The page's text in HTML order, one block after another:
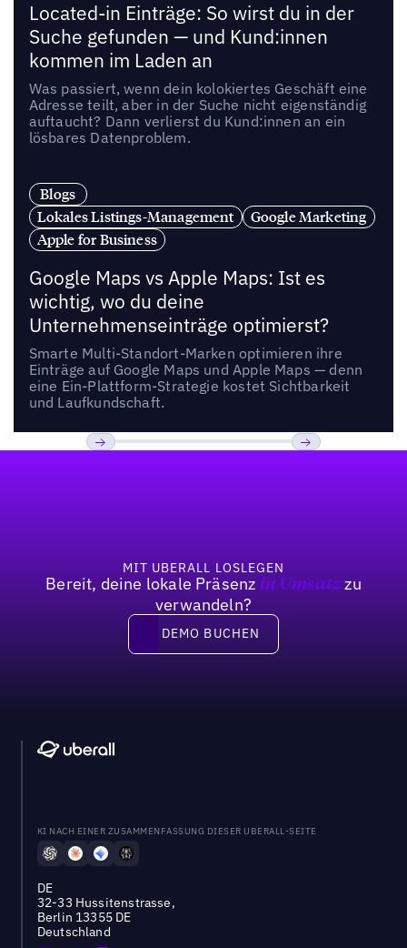
Located-in Einträge: So wirst du in der
Suche gefunden — und Kund:innen
kommen im Laden an
Was passiert, wenn dein kolokiertes Geschäft eine
Adresse teilt, aber in der Suche nicht eigenständig
auftaucht? Dann verlierst du Kund:innen an ein
lösbares Datenproblem.
Blogs
Lokales Listings-Management
Google Marketing
Apple for Business
Google Maps vs Apple Maps: Ist es
wichtig, wo du deine
Unternehmenseinträge optimierst?
Smarte Multi-Standort-Marken optimieren ihre
Einträge auf Google Maps und Apple Maps — denn
eine Ein-Plattform-Strategie kostet Sichtbarkeit
und Laufkundschaft.
MIT UBERALL LOSLEGEN
Bereit, deine lokale Präsenz in Umsatzzu
verwandeln?
DEMO BUCHEN
DEMO BUCHEN
KI NACH EINER ZUSAMMENFASSUNG DIESER UBERALL-SEITE
DE
32-33 Hussitenstrasse,
Berlin 13355 DE
Deutschland